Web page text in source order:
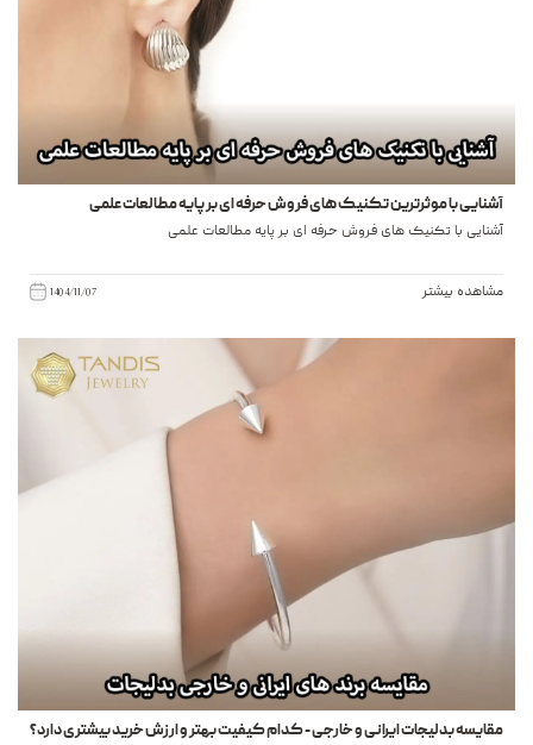
آشنایی با موثرترین تکنیک های فروش حرفه ای بر پایه مطالعات علمی
آشنایی با تکنیک های فروش حرفه ای بر پایه مطالعات علمی
مشاهده بیشتر 1404/11/07
مقایسه بدلیجات ایرانی و خارجی - کدام کیفیت بهتر و ارزش خرید بیشتری دارد؟